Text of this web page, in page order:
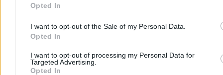
Opted In
I want to opt-out of the Sale of my Personal Data.
Opted In
I want to opt-out of processing my Personal Data for
Targeted Advertising.
Opted In
Kraj